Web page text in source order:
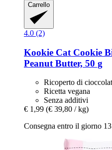
Carrello
4.0 (2)
Kookie Cat Cookie
Peanut Butter, 50 g
Ricoperto di
Ricetta vegana
Senza additivi
€ 1,99 (€ 39,80 / kg)
Consegna entro il giorno